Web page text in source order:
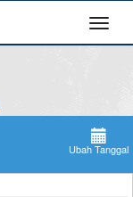
Ubah Tanggal